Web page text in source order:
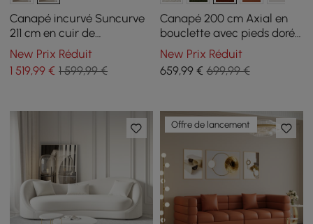
Canapé incurvé Suncurve
211 cm en cuir de
performance avec oreillers
New Prix Réduit
1 519,99 € 1 599,99 €
Canapé 200 cm Axial en
bouclette avec pieds dorés
et coussins
New Prix Réduit
659,99€ 699,99 €
Offre de lancement